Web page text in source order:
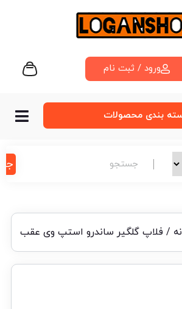
ورود / ثبت نام
بندی محصولات
/ فلاپ گلگیر ساندرو استپ وی عقب